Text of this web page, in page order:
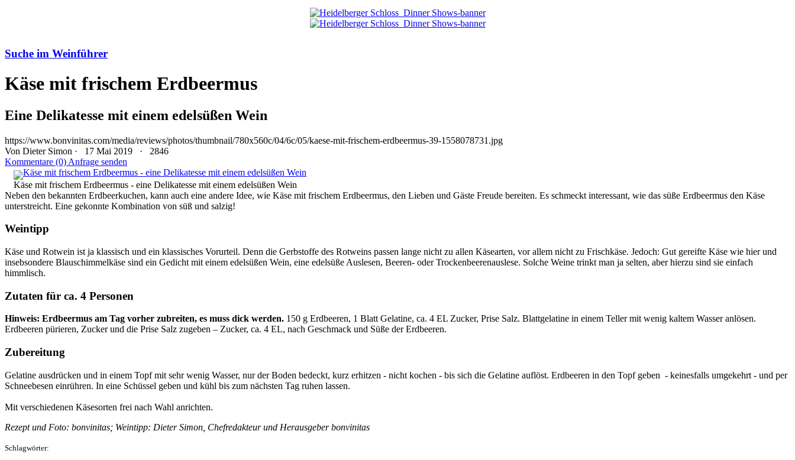
Suche im Weinführer
Käse mit frischem Erdbeermus
Eine Delikatesse mit einem edelsüßen Wein
https://www.bonvinitas.com/media/reviews/photos/thumbnail/780x560c/04/6c/05/kaese-mit-frischem-erdbeermus-39-1558078731.jpg
Von Dieter Simon · 17 Mai 2019 ·
2846
Kommentare (0) Anfrage senden
Käse mit frischem Erdbeermus - eine Delikatesse mit einem edelsüßen Wein
Neben den bekannten Erdbeerkuchen, kann auch eine andere Idee, wie Käse mit frischem Erdbeermus, den Lieben und Gäste Freude bereiten. Es schmeckt interessant, wie das süße Erdbeermus den Käse
unterstreicht. Eine gekonnte Kombination von süß und salzig!
Weintipp
Käse und Rotwein ist ja klassisch und ein klassisches Vorurteil. Denn die Gerbstoffe des Rotweins passen lange nicht zu allen Käsearten, vor allem nicht zu Frischkäse. Jedoch: Gut gereifte Käse wie hier und
insebsondere Blauschimmelkäse sind ein Gedicht mit einem edelsüßen Wein, eine edelsüße Auslesen, Beeren- oder Trockenbeerenauslese. Solche Weine trinkt man ja selten, aber hierzu sind sie einfach
himmlisch.
Zutaten für ca. 4 Personen
Hinweis: Erdbeermus am Tag vorher zubreiten, es muss dick werden. 150 g Erdbeeren, 1 Blatt Gelatine, ca. 4 EL Zucker, Prise Salz. Blattgelatine in einem Teller mit wenig kaltem Wasser anlösen.
Erdbeeren pürieren, Zucker und die Prise Salz zugeben – Zucker, ca. 4 EL, nach Geschmack und Süße der Erdbeeren.
Zubereitung
Gelatine ausdrücken und in einem Topf mit sehr wenig Wasser, nur der Boden bedeckt, kurz erhitzen - nicht kochen - bis sich die Gelatine auflöst. Erdbeeren in den Topf geben - keinesfalls umgekehrt - und per
Schneebesen einrühren. In eine Schüssel geben und kühl bis zum nächsten Tag ruhen lassen.
Mit verschiedenen Käsesorten frei nach Wahl anrichten.
Rezept und Foto: bonvinitas; Weintipp: Dieter Simon, Chefredakteur und Herausgeber bonvinitas
Schlagwörter: